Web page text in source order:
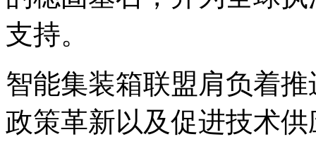
支持。
智能集装箱联盟肩负着
政策革新以及促进技术